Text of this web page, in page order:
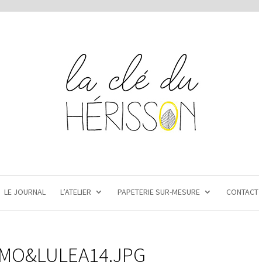
LE JOURNAL L’ATELIER PAPETERIE SUR-MESURE CONTACT